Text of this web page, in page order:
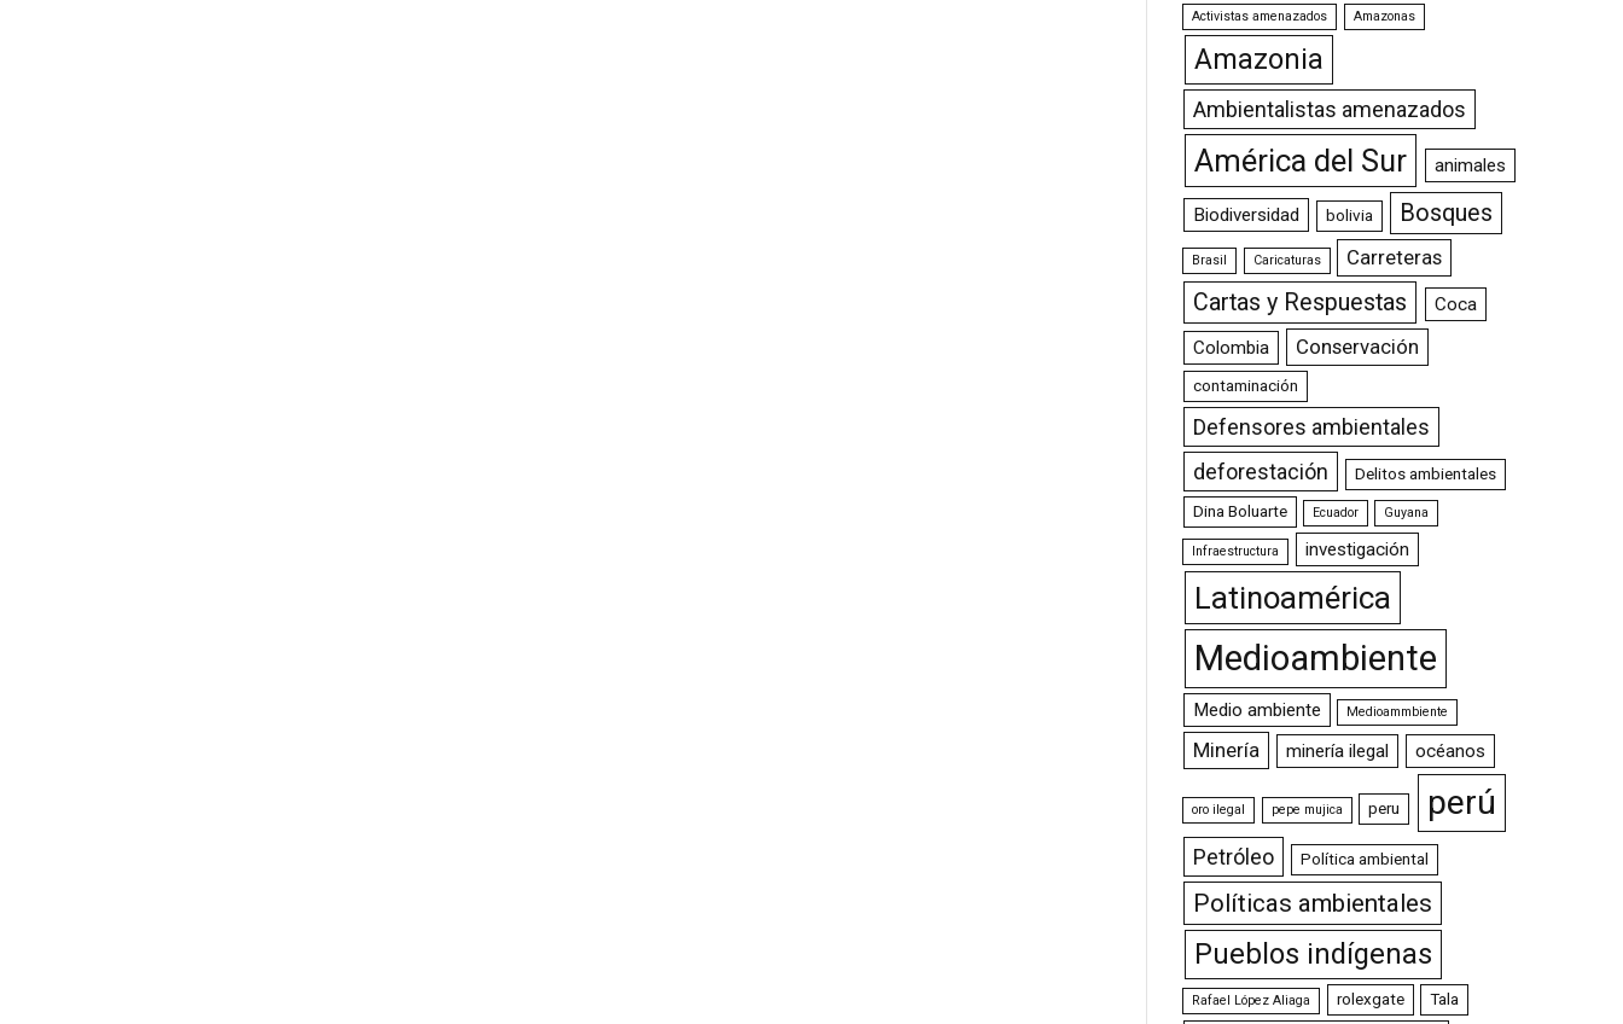
Activistas amenazados Amazonas
Amazonia
Ambientalistas amenazados
América del Sur animales
Biodiversidad bolivia Bosques
Brasil Caricaturas Carreteras
Cartas y Respuestas
Coca
Colombia
Conservación
contaminación
Defensores ambientales
deforestación
Delitos ambientales
Dina Boluarte Ecuador Guyana
Infraestructura investigación
Latinoamérica
Medioambiente
Medio ambiente Medioammbiente
Minería minería ilegal océanos
oro ilegal pepe mujica peru perú
Petróleo Política ambiental
Políticas ambientales
Pueblos indígenas
Rafael López Aliaga rolexgate Tala